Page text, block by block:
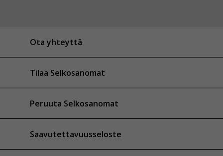
Ota yhteyttä
Tilaa Selkosanomat
Peruuta Selkosanomat
Saavutettavuusseloste